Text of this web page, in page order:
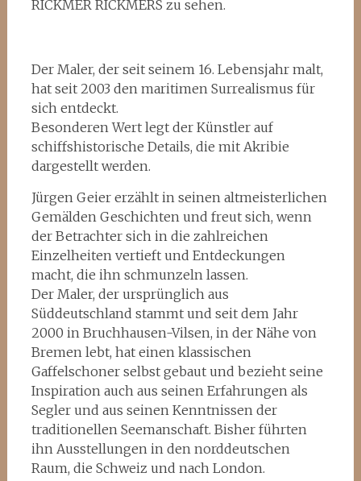
RICKMER RICKMERS zu sehen.
Der Maler, der seit seinem 16. Lebensjahr malt,
hat seit 2003 den maritimen Surrealismus für
sich entdeckt.
Besonderen Wert legt der Künstler auf
schiffshistorische Details, die mit Akribie
dargestellt werden.
Jürgen Geier erzählt in seinen altmeisterlichen
Gemälden Geschichten und freut sich, wenn
der Betrachter sich in die zahlreichen
Einzelheiten vertieft und Entdeckungen
macht, die ihn schmunzeln lassen.
Der Maler, der ursprünglich aus
Süddeutschland stammt und seit dem Jahr
2000 in Bruchhausen-Vilsen, in der Nähe von
Bremen lebt, hat einen klassischen
Gaffelschoner selbst gebaut und bezieht seine
Inspiration auch aus seinen Erfahrungen als
Segler und aus seinen Kenntnissen der
traditionellen Seemanschaft. Bisher führten
ihn Ausstellungen in den norddeutschen
Raum, die Schweiz und nach London.